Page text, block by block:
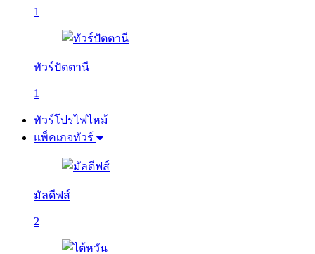
1
ทัวร์ปัตตานี
1
ทัวร์โปรไฟไหม้
แพ็คเกจทัวร์
มัลดีฟส์
2